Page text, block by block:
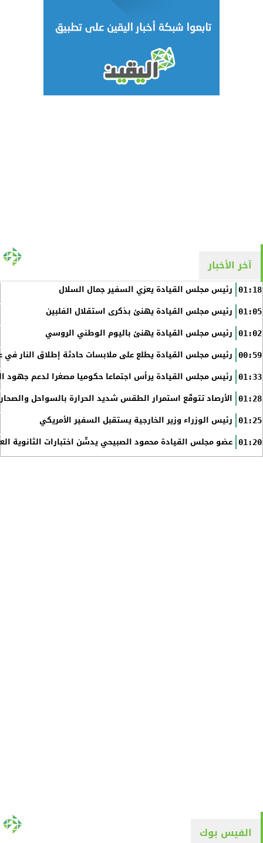
آخر الأخبار
01:18 رئيس مجلس القيادة يعزي السفير جمال السلال
01:05 رئيس مجلس القيادة يهنئ بذكرى استقلال الفلبين
01:02 رئيس مجلس القيادة يهنئ باليوم الوطني الروسي
00:59 رئيس مجلس القيادة يطلع على ملابسات حادثة إطلاق النار في
01:33 رئيس مجلس القيادة يرأس اجتماعا حكوميا مصغرا لدعم جهود
01:28 الأرصاد تتوقّع استمرار الطقس شديد الحرارة بالسواحل
01:25 رئيس الوزراء وزير الخارجية يستقبل السفير الأمريكي
01:20 عضو مجلس القيادة محمود الصبيحي يدشّن اختبارات الثانوية
الفيس بوك